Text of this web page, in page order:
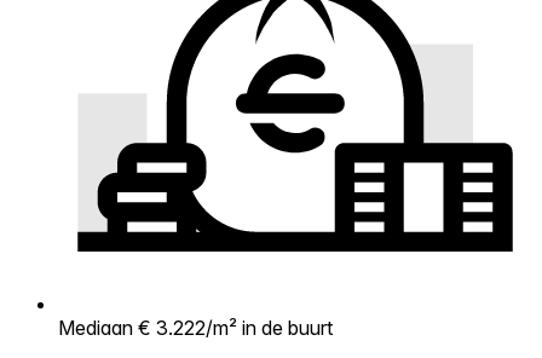
Mediaan € 3.222/m² in de buurt